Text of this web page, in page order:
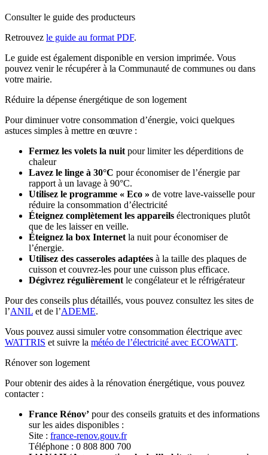
Consulter le guide des producteurs
Retrouvez le guide au format PDF.
Le guide est également disponible en version imprimée. Vous
pouvez venir le récupérer à la Communauté de communes ou dans
votre mairie.
Réduire la dépense énergétique de son logement
Pour diminuer votre consommation d’énergie, voici quelques
astuces simples à mettre en œuvre :
Fermez les volets la nuit pour limiter les déperditions de
chaleur
Lavez le linge à 30°C pour économiser de l’énergie par
rapport à un lavage à 90°C.
Utilisez le programme « Eco » de votre lave-vaisselle pour
réduire la consommation d’électricité
Éteignez complètement les appareils électroniques plutôt
que de les laisser en veille.
Éteignez la box Internet la nuit pour économiser de
l’énergie.
Utilisez des casseroles adaptées à la taille des plaques de
cuisson et couvrez-les pour une cuisson plus efficace.
Dégivrez régulièrement le congélateur et le réfrigérateur
Pour des conseils plus détaillés, vous pouvez consultez les sites de
l’ANIL et de l’ADEME.
Vous pouvez aussi simuler votre consommation électrique avec
WATTRIS et suivre la météo de l’électricité avec ECOWATT.
Rénover son logement
Pour obtenir des aides à la rénovation énergétique, vous pouvez
contacter :
France Rénov’ pour des conseils gratuits et des informations
sur les aides disponibles :
Site : france-renov.gouv.fr
Téléphone : 0 808 800 700